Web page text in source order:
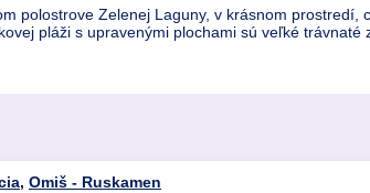
polostrove Zelenej Laguny, v krásnom
pláži s upravenými plochami sú veľké
, Omiš - Ruskamen